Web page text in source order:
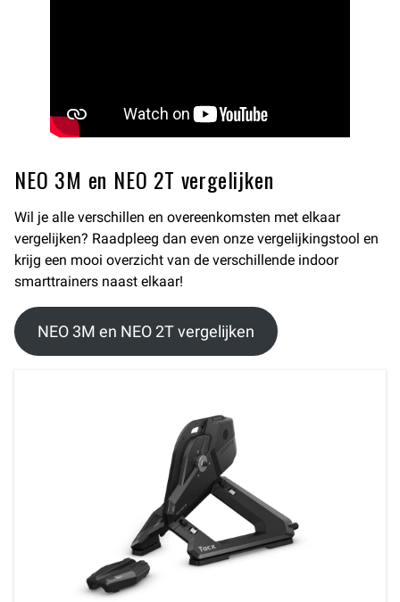
NEO 3M en NEO 2T vergelijken
Wil je alle verschillen en overeenkomsten met elkaar
vergelijken? Raadpleeg dan even onze vergelijkingstool en
krijg een mooi overzicht van de verschillende indoor
smarttrainers naast elkaar!
NEO 3M en NEO 2T vergelijken